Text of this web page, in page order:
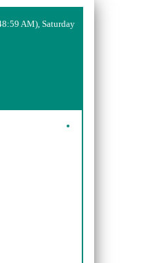
AM), Saturday